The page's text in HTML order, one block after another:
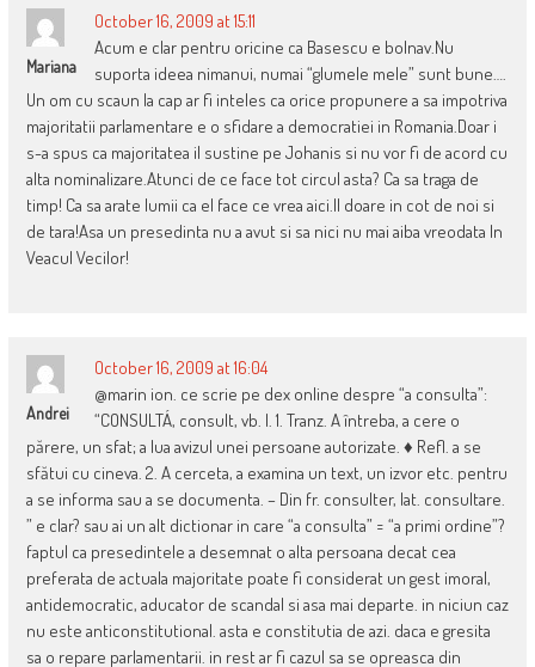
Mariana
October 16, 2009 at 15:11
Acum e clar pentru oricine ca Basescu e bolnav.Nu
suporta ideea nimanui, numai “glumele mele” sunt bune….
Un om cu scaun la cap ar fi inteles ca orice propunere a sa impotriva
majoritatii parlamentare e o sfidare a democratiei in Romania.Doar i
s-a spus ca majoritatea il sustine pe Johanis si nu vor fi de acord cu
alta nominalizare.Atunci de ce face tot circul asta? Ca sa traga de
timp! Ca sa arate lumii ca el face ce vrea aici.Il doare in cot de noi si
de tara!Asa un presedinta nu a avut si sa nici nu mai aiba vreodata In
Veacul Vecilor!
Andrei
October 16, 2009 at 16:04
@marin ion. ce scrie pe dex online despre “a consulta”:
“CONSULTÁ, consult, vb. I. 1. Tranz. A întreba, a cere o
părere, un sfat; a lua avizul unei persoane autorizate. ♦ Refl. a se
sfătui cu cineva. 2. A cerceta, a examina un text, un izvor etc. pentru
a se informa sau a se documenta. – Din fr. consulter, lat. consultare.
” e clar? sau ai un alt dictionar in care “a consulta” = “a primi ordine”?
faptul ca presedintele a desemnat o alta persoana decat cea
preferata de actuala majoritate poate fi considerat un gest imoral,
antidemocratic, aducator de scandal si asa mai departe. in niciun caz
nu este anticonstitutional. asta e constitutia de azi. daca e gresita
sa o repare parlamentarii. in rest ar fi cazul sa se opreasca din